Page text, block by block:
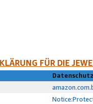
FÜR DIE